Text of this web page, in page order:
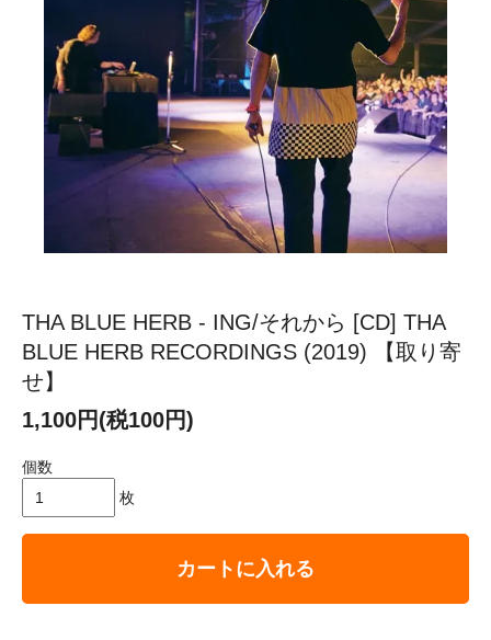
THA BLUE HERB - ING/それから [CD] THA
BLUE HERB RECORDINGS (2019) 【取り寄
せ】
1,100円(税100円)
個数
枚
カートに入れる